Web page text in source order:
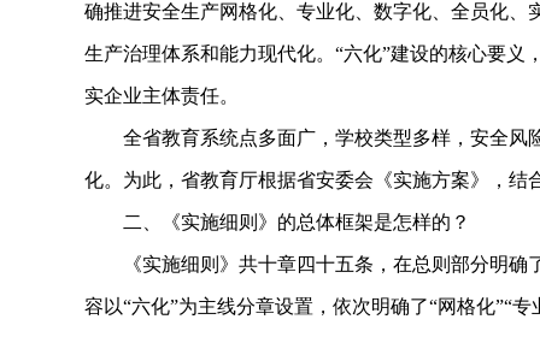
确推进安全生产网格化、专业化、数字化、全员化、
生产治理体系和能力现代化。“六化”建设的核心要
实企业主体责任。
全省教育系统点多面广，学校类型多样，安全风
化。为此，省教育厅根据省安委会《实施方案》，
二、《实施细则》的总体框架是怎样的？
《实施细则》共十章四十五条，在总则部分明确
容以“六化”为主线分章设置，依次明确了“网格化”“